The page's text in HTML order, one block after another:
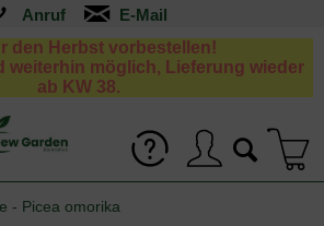
Anruf
den Herbst vorbestellen!
weiterhin möglich, Lieferung wieder
ab KW 38.
- Picea omorika